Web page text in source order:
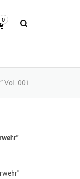
0
Vol. 001